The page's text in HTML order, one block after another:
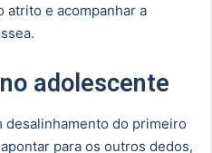
atrito e acompanhar a
adolescente
desalinhamento do primeiro
para os outros dedos,